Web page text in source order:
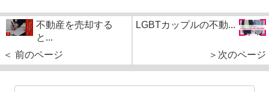
不動産を売却する
と...
＜ 前のページ
LGBTカップルの不動...
＞次のページ